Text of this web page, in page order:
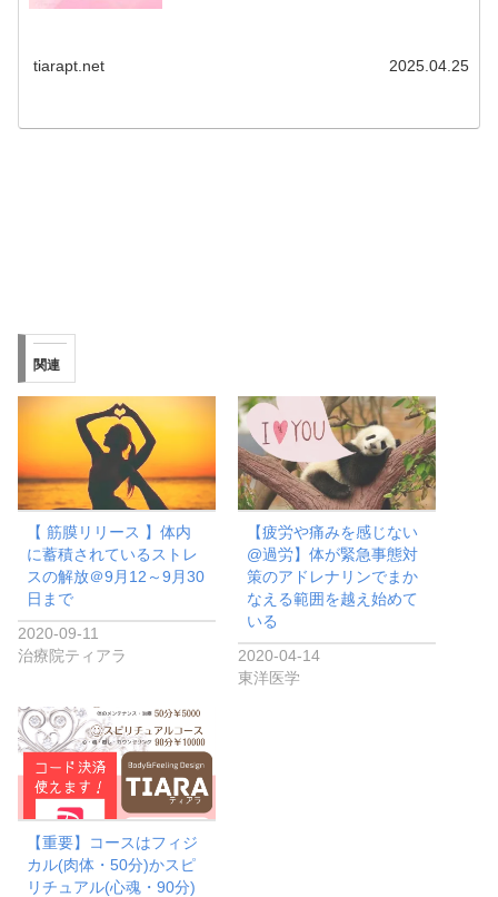
tiarapt.net 2025.04.25
関連
【 筋膜リリース 】体内
に蓄積されているストレ
スの解放＠9月12～9月30
日まで
2020-09-11
治療院ティアラ
【疲労や痛みを感じない
@過労】体が緊急事態対
策のアドレナリンでまか
なえる範囲を越え始めて
いる
2020-04-14
東洋医学
【重要】コースはフィジ
カル(肉体・50分)かスピ
リチュアル(心魂・90分)